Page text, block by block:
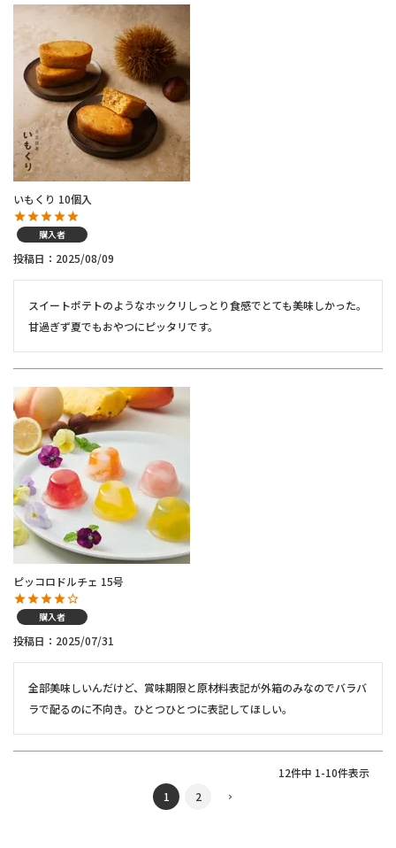
いもくり 10個入
購入者
投稿日 2025/08/09
スイートポテトのようなホックリしっとり食感でとても美味しかった。
甘過ぎず夏でもおやつにピッタリです。
ピッコロドルチェ 15号
購入者
投稿日 2025/07/31
全部美味しいんだけど、賞味期限と原材料表記が外箱のみなのでバラバ
ラで配るのに不向き。ひとつひとつに表記してほしい。
12件中 1-10件表示
1
2